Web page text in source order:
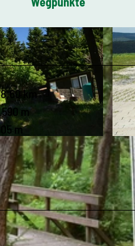
© Archiv
km
m
m